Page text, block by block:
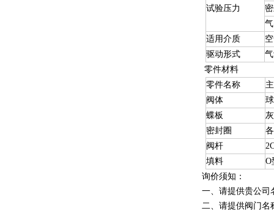
试验压力
适用介质
驱动形式
零件材料
零件名称
阀体
蝶板
密封圈
阀杆
填料
O
询价须知：
一、请提供贵公司
二、请提供阀门名